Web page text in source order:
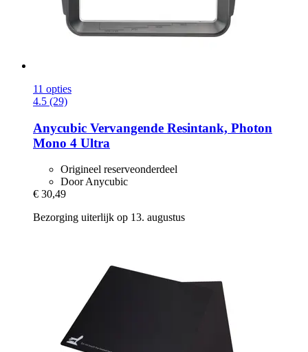
11 opties
4.5 (29)
Anycubic Vervangende Resintank, Photon
Mono 4 Ultra
Origineel reserveonderdeel
Door Anycubic
€ 30,49
Bezorging uiterlijk op 13. augustus